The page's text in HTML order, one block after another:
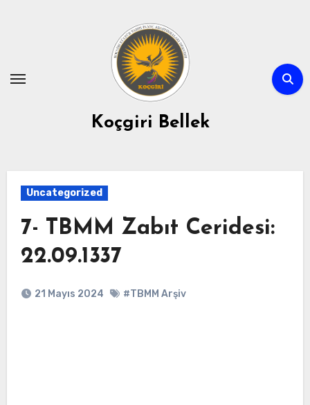
Koçgiri Bellek
Uncategorized
7- TBMM Zabıt Ceridesi:
22.09.1337
21 Mayıs 2024 #TBMM Arşiv